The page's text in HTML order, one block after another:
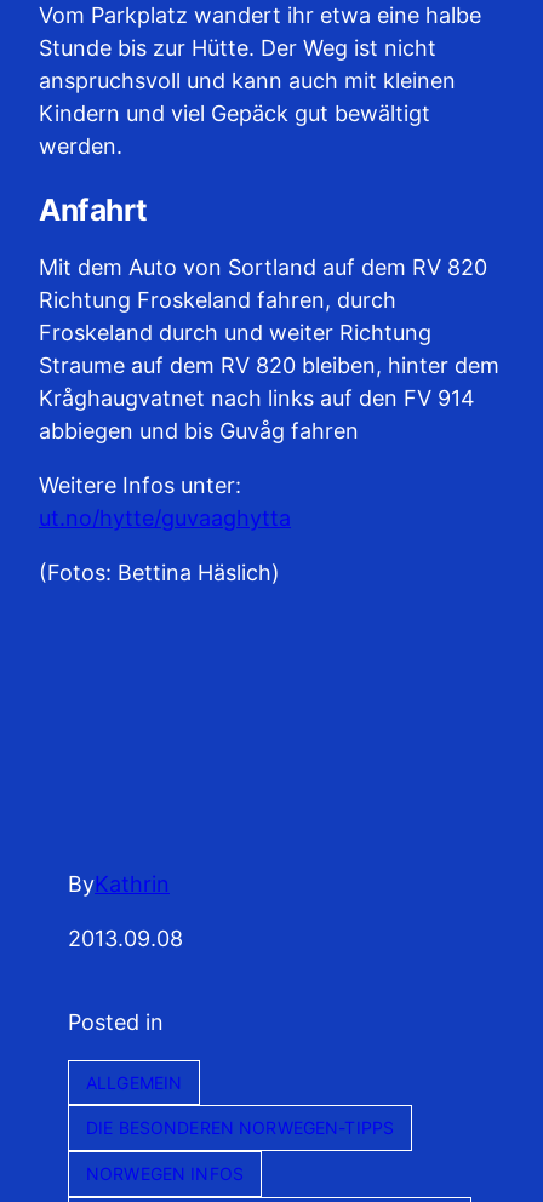
Vom Parkplatz wandert ihr etwa eine halbe
Stunde bis zur Hütte. Der Weg ist nicht
anspruchsvoll und kann auch mit kleinen
Kindern und viel Gepäck gut bewältigt
werden.
Anfahrt
Mit dem Auto von Sortland auf dem RV 820
Richtung Froskeland fahren, durch
Froskeland durch und weiter Richtung
Straume auf dem RV 820 bleiben, hinter dem
Kråghaugvatnet nach links auf den FV 914
abbiegen und bis Guvåg fahren
Weitere Infos unter:
ut.no/hytte/guvaaghytta
(Fotos: Bettina Häslich)
ByKathrin
2013.09.08
Posted in
ALLGEMEIN
DIE BESONDEREN NORWEGEN-TIPPS
NORWEGEN INFOS